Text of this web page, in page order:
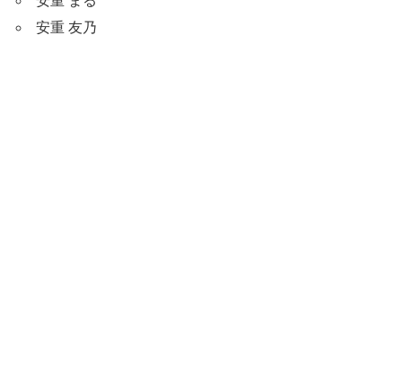
安重 友乃